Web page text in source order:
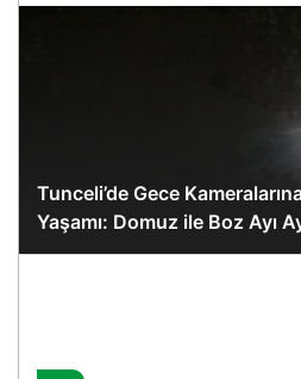
Tunceli’de Gece
Yaşamı: Domuz ile Boz Ayı